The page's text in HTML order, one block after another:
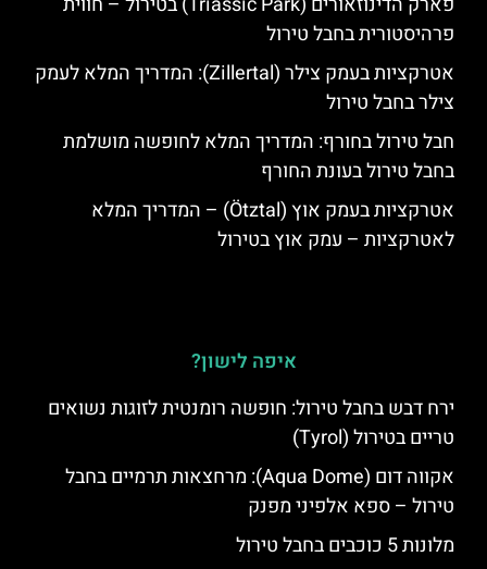
פרהיסטורית בחבל טירול
אטרקציות בעמק צילר (Zillertal): המדריך המלא לעמק
צילר בחבל טירול
חבל טירול בחורף: המדריך המלא לחופשה מושלמת
בחבל טירול בעונת החורף
אטרקציות בעמק אוץ (Ötztal) – המדריך המלא
לאטרקציות – עמק אוץ בטירול
איפה לישון?
ירח דבש בחבל טירול: חופשה רומנטית לזוגות נשואים
טריים בטירול (Tyrol)
אקווה דום (Aqua Dome): מרחצאות תרמיים בחבל
טירול – ספא אלפיני מפנק
מלונות 5 כוכבים בחבל טירול